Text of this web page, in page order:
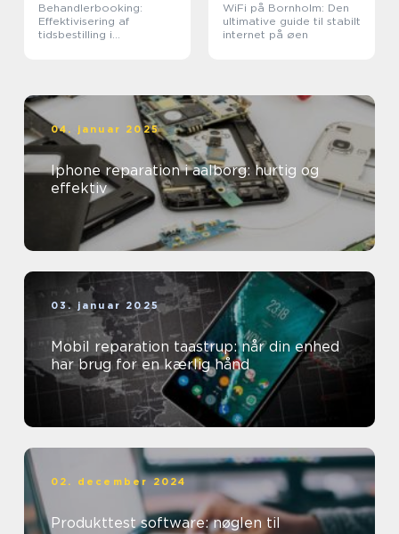
Behandlerbooking:
Effektivisering af
tidsbestilling i
WiFi på Bornholm: Den
ultimative guide til stabilt
internet på øen
04. januar 2025
Iphone reparation i aalborg: hurtig og
effektiv
03. januar 2025
Mobil reparation taastrup: når din enhed
har brug for en kærlig hånd
02. december 2024
Produkttest software: nøglen til